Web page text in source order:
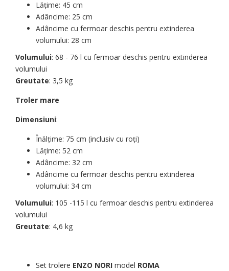
Lățime: 45 cm
Adâncime: 25 cm
Adâncime cu fermoar deschis pentru extinderea
volumului: 28 cm
Volumului: 68 - 76 l cu fermoar deschis pentru extinderea
volumului
Greutate: 3,5 kg
Troler mare
Dimensiuni:
Înălțime: 75 cm (inclusiv cu roți)
Lățime: 52 cm
Adâncime: 32 cm
Adâncime cu fermoar deschis pentru extinderea
volumului: 34 cm
Volumului: 105 -115 l cu fermoar deschis pentru extinderea
volumului
Greutate: 4,6 kg
Set trolere ENZO NORI model ROMA